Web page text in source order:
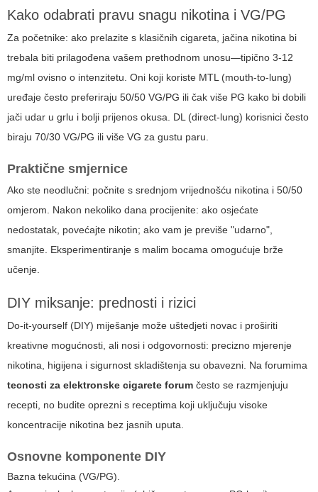
Kako odabrati pravu snagu nikotina i VG/PG
Za početnike: ako prelazite s klasičnih cigareta, jačina nikotina bi
trebala biti prilagođena vašem prethodnom unosu—tipično 3-12
mg/ml ovisno o intenzitetu. Oni koji koriste MTL (mouth-to-lung)
uređaje često preferiraju 50/50 VG/PG ili čak više PG kako bi dobili
jači udar u grlu i bolji prijenos okusa. DL (direct-lung) korisnici često
biraju 70/30 VG/PG ili više VG za gustu paru.
Praktične smjernice
Ako ste neodlučni: počnite s srednjom vrijednošću nikotina i 50/50
omjerom. Nakon nekoliko dana procijenite: ako osjećate
nedostatak, povećajte nikotin; ako vam je previše "udarno",
smanjite. Eksperimentiranje s malim bocama omogućuje brže
učenje.
DIY miksanje: prednosti i rizici
Do-it-yourself (DIY) miješanje može uštedjeti novac i proširiti
kreativne mogućnosti, ali nosi i odgovornosti: precizno mjerenje
nikotina, higijena i sigurnost skladištenja su obavezni. Na forumima
tecnosti za elektronske cigarete forum često se razmjenjuju
recepti, no budite oprezni s receptima koji uključuju visoke
koncentracije nikotina bez jasnih uputa.
Osnovne komponente DIY
Bazna tekućina (VG/PG).